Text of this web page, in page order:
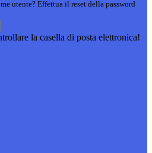
utente? Effettua il reset della password
la casella di posta elettronica!